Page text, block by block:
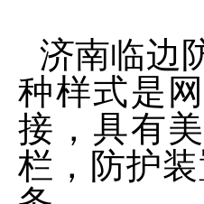
济南临边
种样式是
接，具有
栏，防护